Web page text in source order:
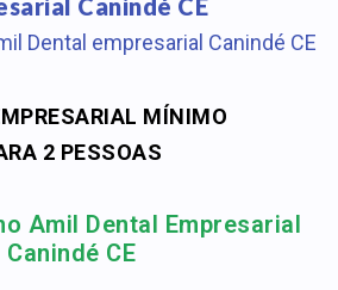
Dental empresarial Canindé CE
MÍNIMO
2 PESSOAS
Amil Dental Empresarial
Canindé CE